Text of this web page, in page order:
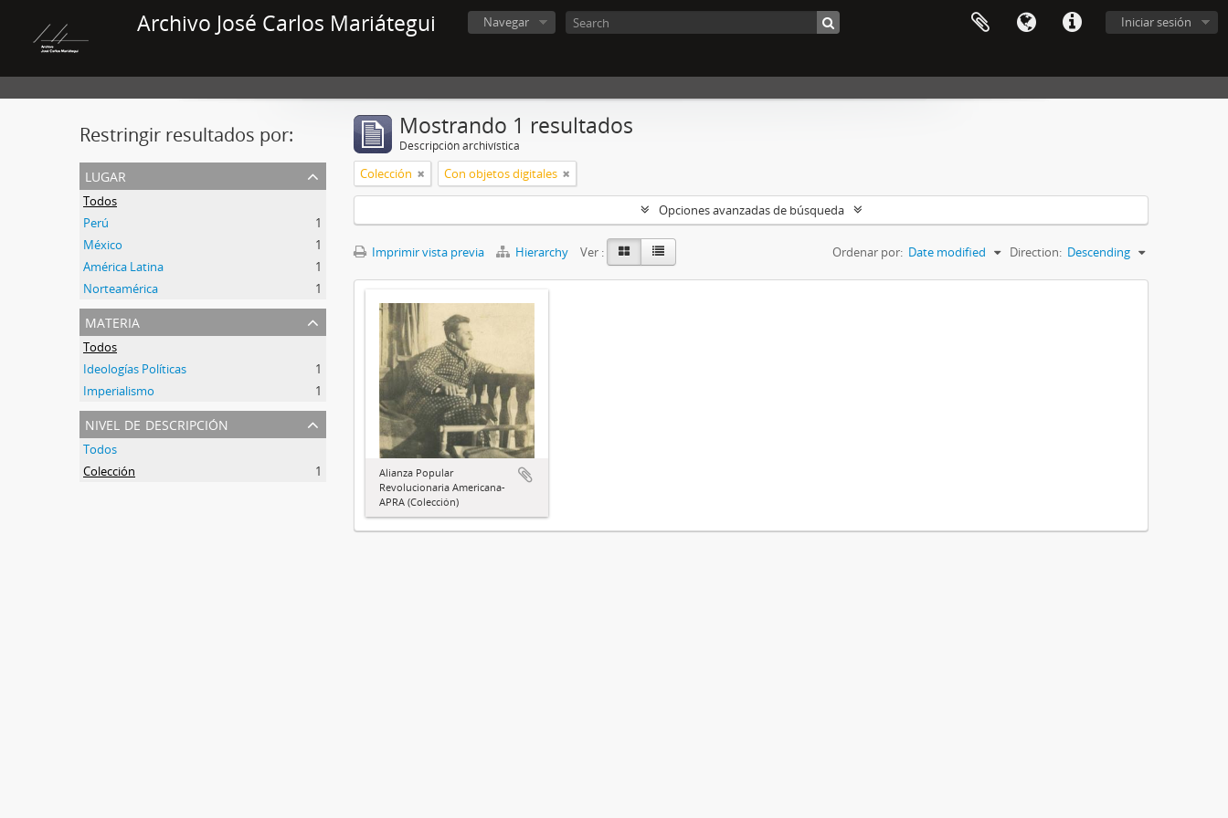
Archivo José Carlos Mariátegui Iniciar sesión
Navegar
Restringir resultados por:
lugar
Todos
Perú
1
México
1
América Latina
1
Norteamérica
1
materia
Todos
Ideologías Políticas
1
Imperialismo
1
nivel de descripción
Todos
Colección
1
Mostrando 1 resultados
Descripción archivística
Colección Con objetos digitales
Opciones avanzadas de búsqueda
Imprimir vista previa Hierarchy Ver : Ordenar por: Date modified Direction: Descending
Alianza Popular
Revolucionaria Americana-
APRA (Colección)